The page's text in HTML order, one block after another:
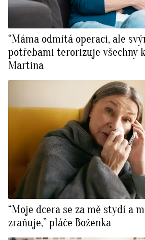
“Máma odmítá operaci, ale
potřebami terorizuje všechny
Martina
“Moje dcera se za mě stydí a
zraňuje,” pláče Boženka